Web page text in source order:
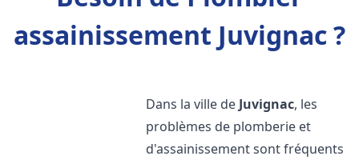
assainissement Juvignac ?
Dans la ville de Juvignac, les
problèmes de plomberie et
d'assainissement sont fréquents